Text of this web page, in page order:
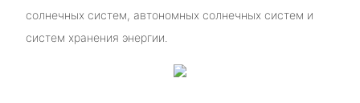
солнечных систем, автономных солнечных систем и
систем хранения энергии.